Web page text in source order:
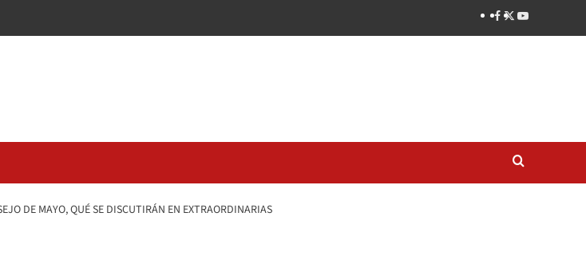
DE MAYO, QUÉ SE DISCUTIRÁN EN EXTRAORDINARIAS